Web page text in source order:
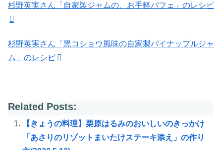
杉野英実さん「自家製ジャムの、お手軽パフェ」のレシピ
杉野英実さん「黒コショウ風味の自家製パイナップルジャ
ム」のレシピ
Related Posts:
【きょうの料理】栗原はるみのおいしいのきっかけ
「あさりのリゾットまいたけステーキ添え」の作り